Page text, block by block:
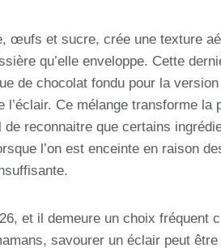
œufs et sucre, crée une texture
qu’elle enveloppe. Cette
de chocolat fondu pour la
Ce mélange transforme la
reconnaitre que certains
l’on est enceinte en raison
et il demeure un choix fréquent
savourer un éclair peut